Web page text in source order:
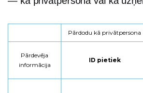
Pārdodu kā privātpersona
Pārdevēja
informācija
ID pietiek